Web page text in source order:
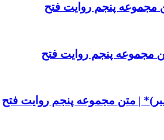
مجموعه پنجم روایت فتح
مجموعه پنجم روایت فتح
| متن مجموعه پنجم روایت فتح